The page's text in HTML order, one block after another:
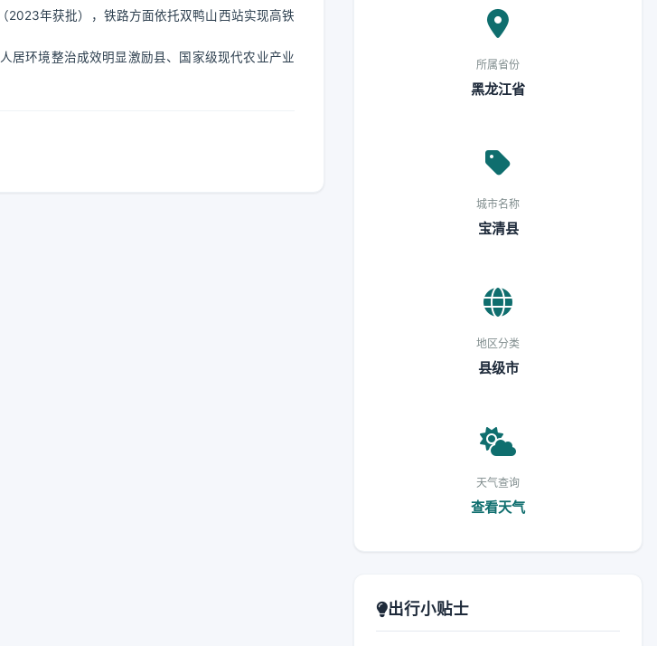
2023年获批），铁路方面依托双鸭山西站实现高铁
居环境整治成效明显激励县、国家级现代农业产业
所属省份
黑龙江省
城市名称
宝清县
地区分类
县级市
天气查询
查看天气
出行小贴士